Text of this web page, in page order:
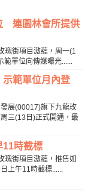
連園林會所提供
瑰街項目滶蘊，周一(1
範單位向傳媒曝光......
範單位月內登
展(00017)旗下九龍玫
三(13日)正式開通，最
11時截標
瑰街項目滶蘊，推售如
上午11時截標......